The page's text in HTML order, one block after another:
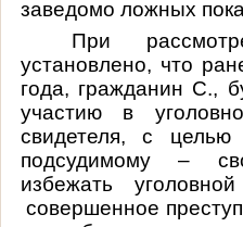
заведомо ложных
При
установлено, что
года, гражданин С.,
участию в
свидетеля, с целью
подсудимому –
избежать
совершенное